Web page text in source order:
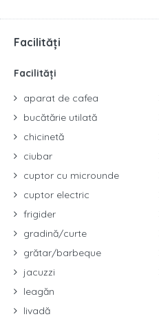
Facilități
Facilități
aparat de cafea
bucătărie utilată
chicinetă
ciubar
cuptor cu microunde
cuptor electric
frigider
gradină/curte
grătar/barbeque
jacuzzi
leagăn
livadă